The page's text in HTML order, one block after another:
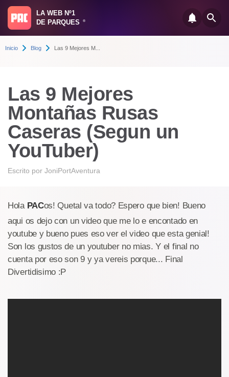
LA WEB Nº1
DE PARQUES
®
Inicio Blog Las 9 Mejores M...
Las 9 Mejores
Montañas Rusas
Caseras (Segun un
YouTuber)
Escrito por JoniPortAventura
Hola PACos! Quetal va todo? Espero que bien! Bueno
aqui os dejo con un video que me lo e encontado en
youtube y bueno pues eso ver el video que esta genial!
Son los gustos de un youtuber no mias. Y el final no
cuenta por eso son 9 y ya vereis porque... Final
Divertidisimo :P